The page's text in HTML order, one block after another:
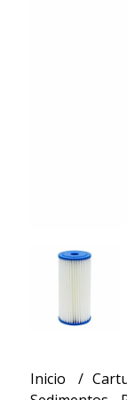
Inicio